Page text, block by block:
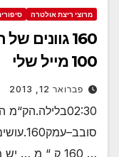
מרוצי ריצת אולטרה
160
100 מייל שלי
פברואר 12, 2013
… 160 ק “ מ